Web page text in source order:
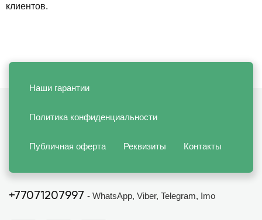
клиентов.
Наши гарантии
Политика конфиденциальности
Публичная оферта Реквизиты Контакты
+77071207997 - WhatsApp, Viber, Telegram, Imo